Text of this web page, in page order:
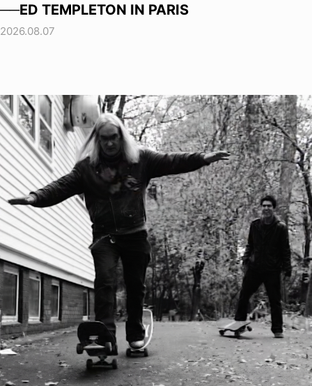
──ED TEMPLETON IN PARIS
2026.08.07